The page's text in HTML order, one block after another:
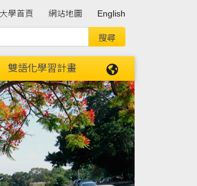
學首頁 網站地圖 English
雙語化學習計畫